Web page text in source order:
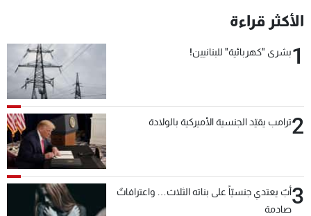
الأكثر قراءة
1بشرى "كهربائية" للبنانيين!
2ترامب يقيّد الجنسية الأميركية بالولادة
3أبٌ يعتدي جنسيّاً على بناته الثلاث… واعترافاتٌ
صادمة